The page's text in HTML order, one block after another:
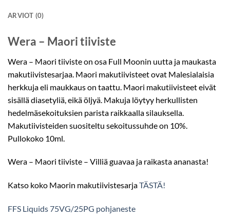
ARVIOT (0)
Wera – Maori tiiviste
Wera – Maori tiiviste on osa Full Moonin uutta ja maukasta
makutiivistesarjaa. Maori makutiivisteet ovat Malesialaisia
herkkuja eli maukkaus on taattu. Maori makutiivisteet eivät
sisällä diasetyliä, eikä öljyä. Makuja löytyy herkullisten
hedelmäsekoituksien parista raikkaalla silauksella.
Makutiivisteiden suositeltu sekoitussuhde on 10%.
Pullokoko 10ml.
Wera – Maori tiiviste – Villiä guavaa ja raikasta ananasta!
Katso koko Maorin makutiivistesarjaTÄSTÄ!
FFS Liquids 75VG/25PG pohjaneste